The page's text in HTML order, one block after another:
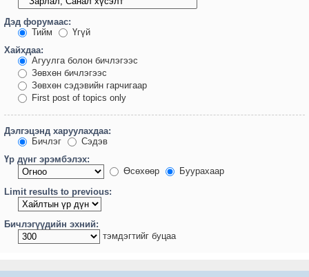
Дэд форумаас:
Тийм
Үгүй
Хайхдаа:
Агуулга болон бичлэгээс
Зөвхөн бичлэгээс
Зөвхөн сэдэвийн гарчигаар
First post of topics only
Дэлгэцэнд харуулахдаа:
Бичлэг
Сэдэв
Үр дүнг эрэмбэлэх:
Өсөхөөр
Буурахаар
Limit results to previous:
Бичлэгүүдийн эхний:
тэмдэгтийг буцаа